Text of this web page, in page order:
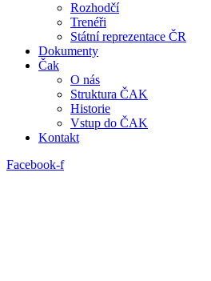
Rozhodčí
Trenéři
Státní reprezentace ČR
Dokumenty
Čak
O nás
Struktura ČAK
Historie
Vstup do ČAK
Kontakt
Facebook-f